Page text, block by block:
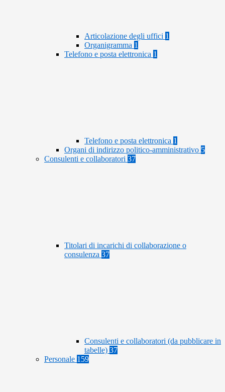
Articolazione degli uffici 1
Organigramma 1
Telefono e posta elettronica 1
Telefono e posta elettronica 1
Organi di indirizzo politico-amministrativo 5
Consulenti e collaboratori 37
Titolari di incarichi di collaborazione o
consulenza 37
Consulenti e collaboratori (da pubblicare in
tabelle) 37
Personale 159